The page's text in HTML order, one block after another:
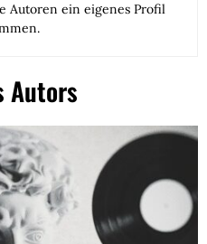
Autoren ein eigenes Profil
Autors